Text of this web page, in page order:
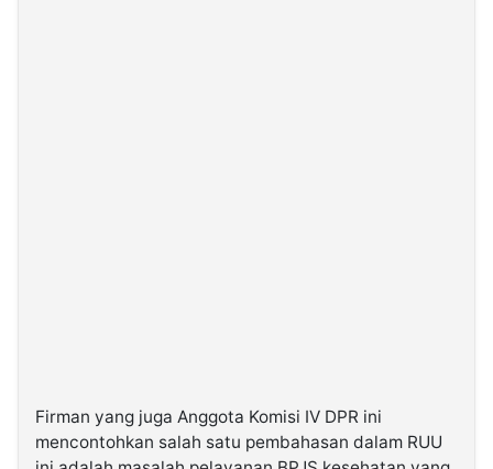
Firman yang juga Anggota Komisi IV DPR ini
mencontohkan salah satu pembahasan dalam RUU